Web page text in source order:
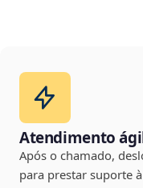
Atendimento
Após o chamado,
para prestar suporte